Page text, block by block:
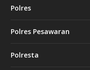
Polres
Polres Pesawaran
Polresta